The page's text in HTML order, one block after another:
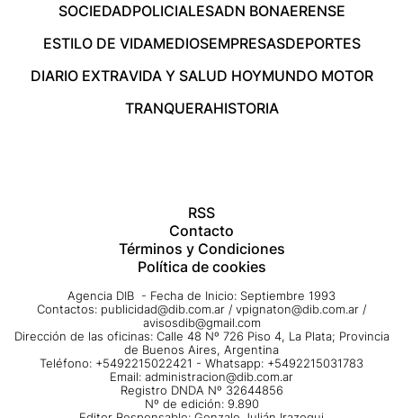
SOCIEDADPOLICIALESADN BONAERENSE
ESTILO DE VIDAMEDIOSEMPRESASDEPORTES
DIARIO EXTRAVIDA Y SALUD HOYMUNDO MOTOR
TRANQUERAHISTORIA
RSS
Contacto
Términos y Condiciones
Política de cookies
Agencia DIB - Fecha de Inicio: Septiembre 1993
Contactos: publicidad@dib.com.ar / vpignaton@dib.com.ar /
avisosdib@gmail.com
Dirección de las oficinas: Calle 48 Nº 726 Piso 4, La Plata; Provincia
de Buenos Aires, Argentina
Teléfono: +5492215022421 - Whatsapp: +5492215031783
Email: administracion@dib.com.ar
Registro DNDA Nº 32644856
Nº de edición: 9.890